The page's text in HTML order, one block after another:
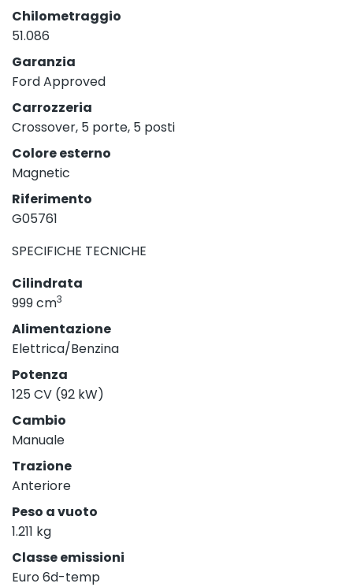
Chilometraggio
51.086
Garanzia
Ford Approved
Carrozzeria
Crossover, 5 porte, 5 posti
Colore esterno
Magnetic
Riferimento
G05761
SPECIFICHE TECNICHE
Cilindrata
999 cm3
Alimentazione
Elettrica/Benzina
Potenza
125 CV (92 kW)
Cambio
Manuale
Trazione
Anteriore
Peso a vuoto
1.211 kg
Classe emissioni
Euro 6d-temp